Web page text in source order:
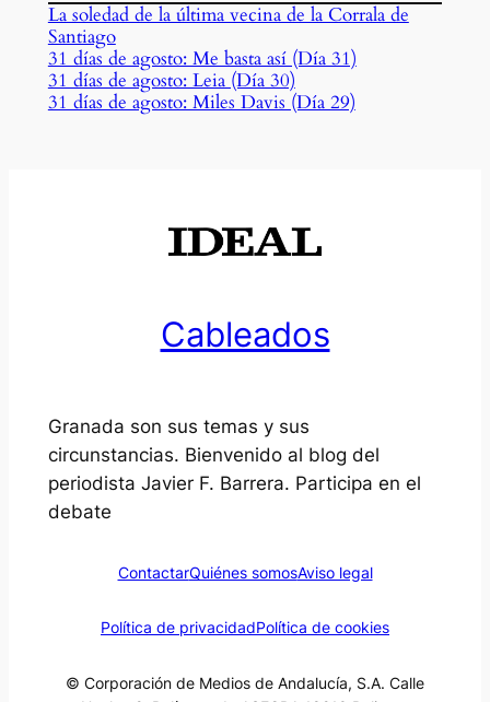
La soledad de la última vecina de la Corrala de
Santiago
31 días de agosto: Me basta así (Día 31)
31 días de agosto: Leia (Día 30)
31 días de agosto: Miles Davis (Día 29)
Cableados
Granada son sus temas y sus
circunstancias. Bienvenido al blog del
periodista Javier F. Barrera. Participa en el
debate
ContactarQuiénes somosAviso legal
Política de privacidadPolítica de cookies
© Corporación de Medios de Andalucía, S.A. Calle